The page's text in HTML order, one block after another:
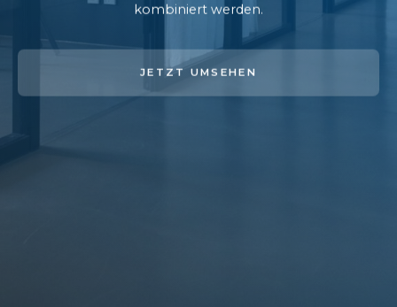
kombiniert werden.
JETZT UMSEHEN